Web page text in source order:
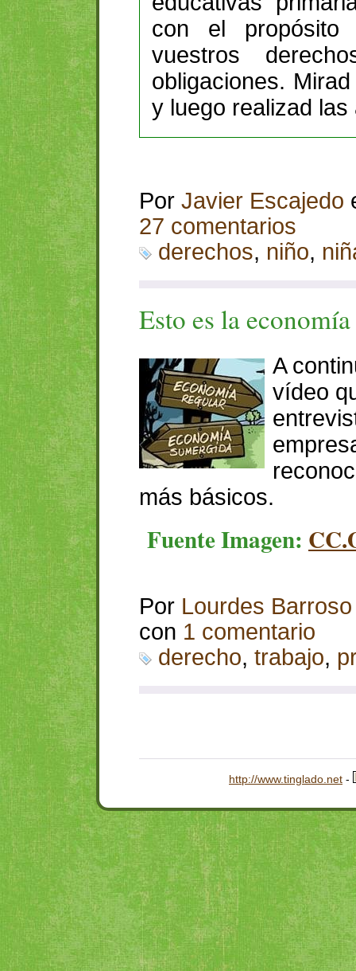
con el propósito
vuestros
obligaciones.
y luego realizad las
Por Javier Escajedo
27 comentarios
derechos, niño,
Esto es la
A
vídeo
más básicos.
Fuente Imagen:
Por Lourdes Barroso
con 1 comentario
derecho, trabajo,
http://www.tinglado.net -